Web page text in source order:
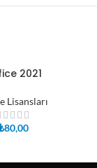
2021
Lisansları
80,00